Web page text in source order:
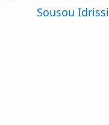
Sousou Idrissi